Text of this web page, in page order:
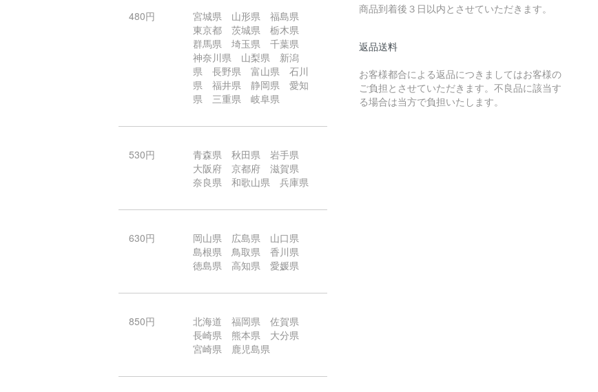
480円
宮城県 山形県 福島県
東京都 茨城県 栃木県
群馬県 埼玉県 千葉県
神奈川県 山梨県 新潟
県 長野県 富山県 石川
県 福井県 静岡県 愛知
県 三重県 岐阜県
530円
青森県 秋田県 岩手県
大阪府 京都府 滋賀県
奈良県 和歌山県 兵庫県
630円
岡山県 広島県 山口県
島根県 鳥取県 香川県
徳島県 高知県 愛媛県
850円
北海道 福岡県 佐賀県
長崎県 熊本県 大分県
宮崎県 鹿児島県
商品到着後３日以内とさせていただきます。
返品送料
お客様都合による返品につきましてはお客様の
ご負担とさせていただきます。不良品に該当す
る場合は当方で負担いたします。